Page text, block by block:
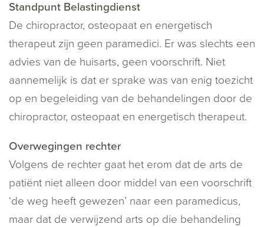
Standpunt Belastingdienst
De chiropractor, osteopaat en energetisch
therapeut zijn geen paramedici. Er was slechts een
advies van de huisarts, geen voorschrift. Niet
aannemelijk is dat er sprake was van enig toezicht
op en begeleiding van de behandelingen door de
chiropractor, osteopaat en energetisch therapeut.
Overwegingen rechter
Volgens de rechter gaat het erom dat de arts de
patiënt niet alleen door middel van een voorschrift
‘de weg heeft gewezen’ naar een paramedicus,
maar dat de verwijzend arts op die behandeling